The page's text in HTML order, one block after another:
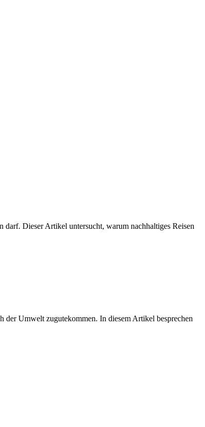
Dieser Artikel untersucht, warum nachhaltiges Reisen
der Umwelt zugutekommen. In diesem Artikel besprechen